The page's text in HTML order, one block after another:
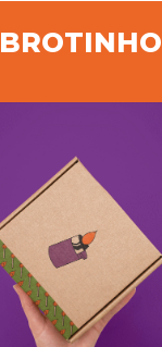
BROTINHO